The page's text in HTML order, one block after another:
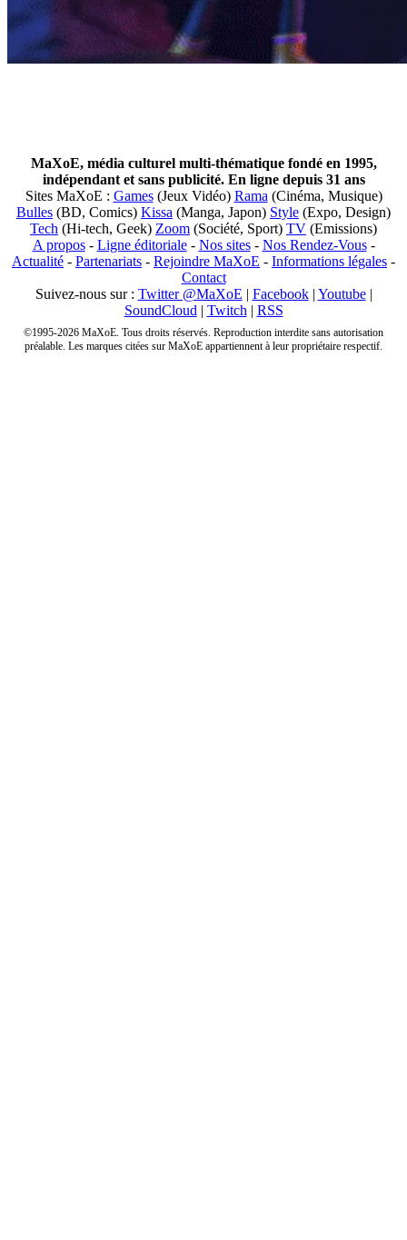
MaXoE, média culturel multi-thématique fondé en 1995,
indépendant et sans publicité. En ligne depuis 31 ans
Sites MaXoE : Games(Jeux Vidéo) Rama (Cinéma, Musique)
Bulles (BD, Comics) Kissa (Manga, Japon) Style (Expo, Design)
Tech (Hi-tech, Geek) Zoom (Société, Sport) TV (Emissions)
A propos- Ligne éditoriale- Nos sites- Nos Rendez-Vous-
Actualité - Partenariats - Rejoindre MaXoE - Informations légales -
Contact
Suivez-nous sur : Twitter @MaXoE | Facebook| Youtube|
SoundCloud | Twitch | RSS
©1995-2026 MaXoE. Tous droits réservés. Reproduction interdite sans autorisation
préalable. Les marques citées sur MaXoE appartiennent à leur propriétaire respectif.